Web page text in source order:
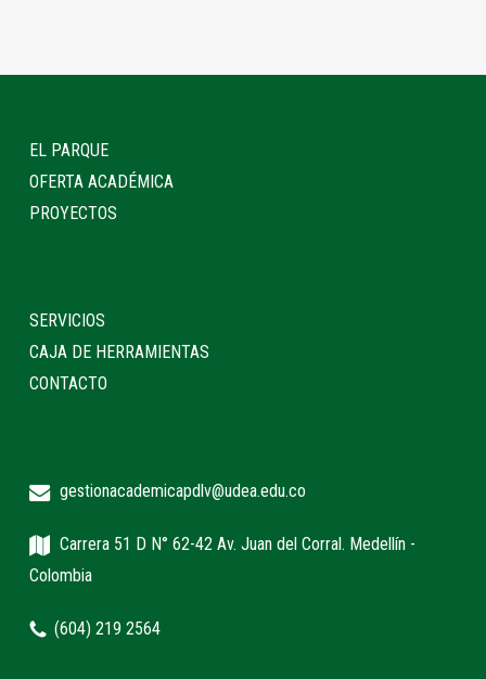
EL PARQUE
OFERTA ACADÉMICA
PROYECTOS
SERVICIOS
CAJA DE HERRAMIENTAS
CONTACTO
gestionacademicapdlv@udea.edu.co
Carrera 51 D N° 62-42 Av. Juan del Corral. Medellín -
Colombia
(604) 219 2564